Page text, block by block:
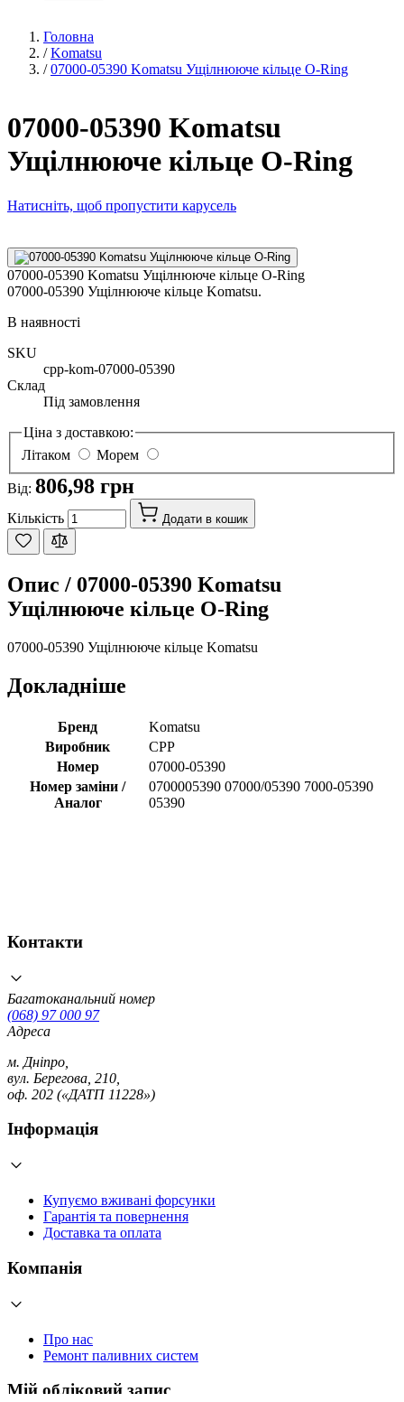
Головна
/ Komatsu
/ 07000-05390 Komatsu Ущілнююче кільце O-Ring
07000-05390 Komatsu
Ущілнююче кільце O-Ring
Натисніть, щоб пропустити карусель
07000-05390 Komatsu Ущілнююче кільце O-Ring
07000-05390 Ущілнююче кільце Komatsu.
В наявності
SKU
cpp-kom-07000-05390
Склад
Під замовлення
Ціна з доставкою:
Літаком
Морем
Від: 806,98 грн
Кількість Додати в кошик
Опис / 07000-05390 Komatsu
Ущілнююче кільце O-Ring
07000-05390 Ущілнююче кільце Komatsu
Докладніше
Бренд
Komatsu
Виробник
CPP
Номер
07000-05390
Номер заміни /
Аналог
0700005390 07000/05390 7000-05390
05390
Контакти
Багатоканальний номер
(068) 97 000 97
Адреса
м. Дніпро,
вул. Берегова, 210,
оф. 202 («ДАТП 11228»)
Інформація
Купуємо вживані форсунки
Гарантія та повернення
Доставка та оплата
Компанія
Про нас
Ремонт паливних систем
Мій обліковий запис